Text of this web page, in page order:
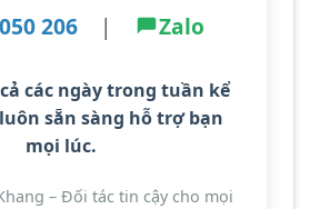
206 | Zalo
các ngày trong tuần kể
sẵn sàng hỗ trợ bạn
mọi lúc.
– Đối tác tin cậy cho mọi